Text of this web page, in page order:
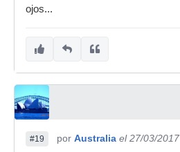
ojos...
#19 por Australia el 27/03/2017